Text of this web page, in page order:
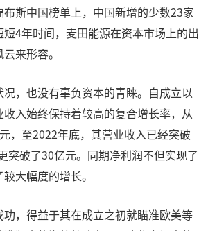
斯中国榜单上，中国新增的少数23家
4年时间，麦田能源在资本市场上的出
来形容。
，也没有辜负资本的青睐。自成立以
入始终保持着较高的复合增长率，从
，至2022年底，其营业收入已经突破
突破了30亿元。同期净利润不但实现了
大幅度的增长。
，得益于其在成立之初就瞄准欧美等